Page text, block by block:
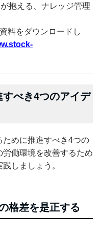
抱える、ナレッジ管理
料をダウンロードし
べき4つのアイデ
ために推進すべき4つの
働環境を改善するため
しましょう。
格差を是正する